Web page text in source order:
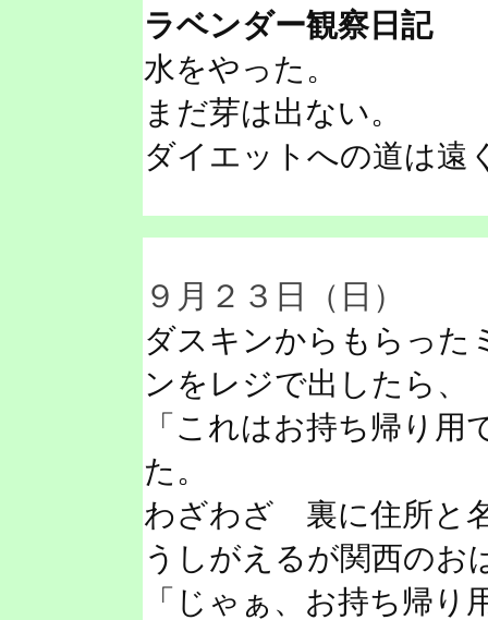
ラベンダー観察日記
水をやった。
まだ芽は出ない。
ダイエットへの道は遠
９月２３日（日）
ダスキンからもらった
ンをレジで出したら、
「これはお持ち帰り
た。
わざわざ 裏に住所と
うしがえるが関西のお
「じゃぁ、お持ち帰